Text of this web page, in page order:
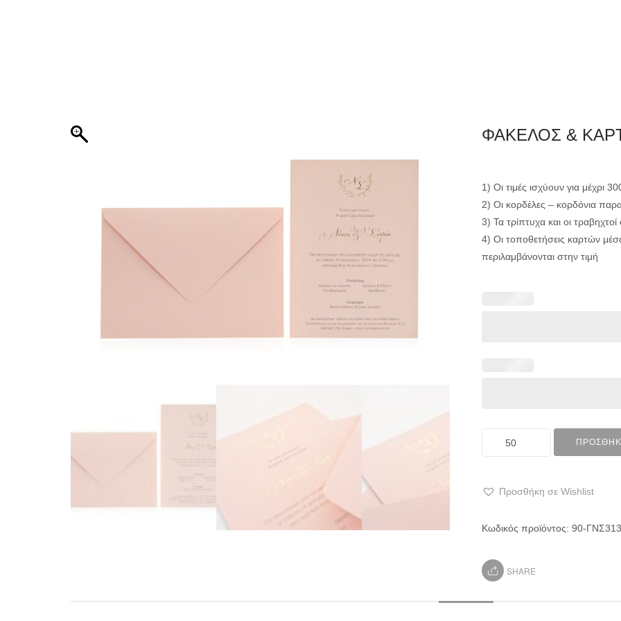
Εταιρειών/Τιμολογίων/
Ξενοδοχείων
ΦΑΚΕΛΟΣ &
1) Οι τιμές ισχύουν για μέχρι
2) Οι κορδέλες – κορδόνια
3) Τα τρίπτυχα και οι
4) Οι τοποθετήσεις καρτών
περιλαμβάνονται στην τιμή
Προσθήκη σε Wishlist
Κωδικός προϊόντος: 90-
SHARE